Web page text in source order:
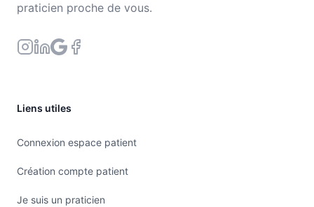
praticien proche de vous.
Liens utiles
Connexion espace patient
Création compte patient
Je suis un praticien